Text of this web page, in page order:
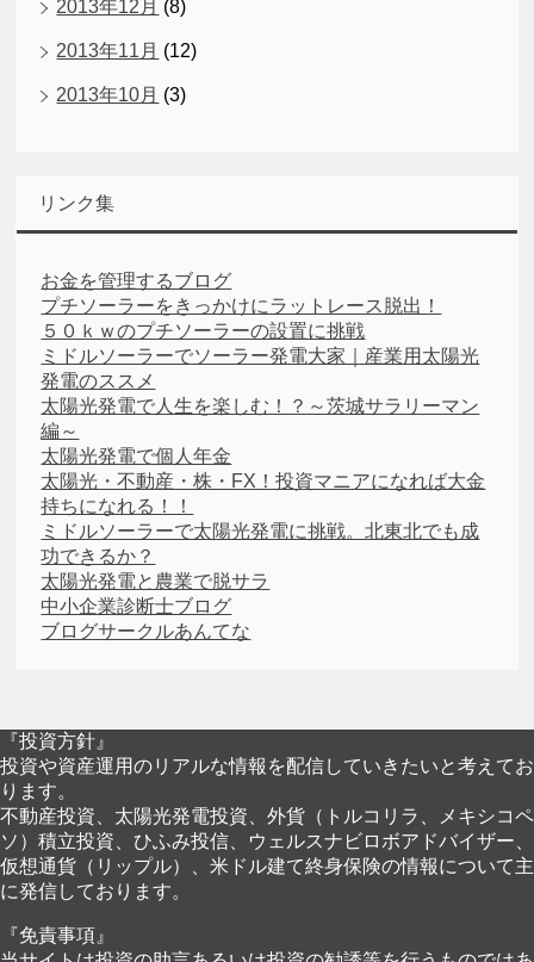
2013年12月 (8)
2013年11月 (12)
2013年10月 (3)
リンク集
お金を管理するブログ
プチソーラーをきっかけにラットレース脱出！
５０ｋｗのプチソーラーの設置に挑戦
ミドルソーラーでソーラー発電大家｜産業用太陽光
発電のススメ
太陽光発電で人生を楽しむ！？～茨城サラリーマン
編～
太陽光発電で個人年金
太陽光・不動産・株・FX！投資マニアになれば大金
持ちになれる！！
ミドルソーラーで太陽光発電に挑戦。北東北でも成
功できるか？
太陽光発電と農業で脱サラ
中小企業診断士ブログ
ブログサークルあんてな
『投資方針』
投資や資産運用のリアルな情報を配信していきたいと考えてお
ります。
不動産投資、太陽光発電投資、外貨（トルコリラ、メキシコペ
ソ）積立投資、ひふみ投信、ウェルスナビロボアドバイザー、
仮想通貨（リップル）、米ドル建て終身保険の情報について主
に発信しております。
『免責事項』